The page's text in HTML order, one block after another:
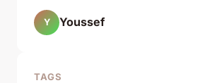
Y Youssef
TAGS